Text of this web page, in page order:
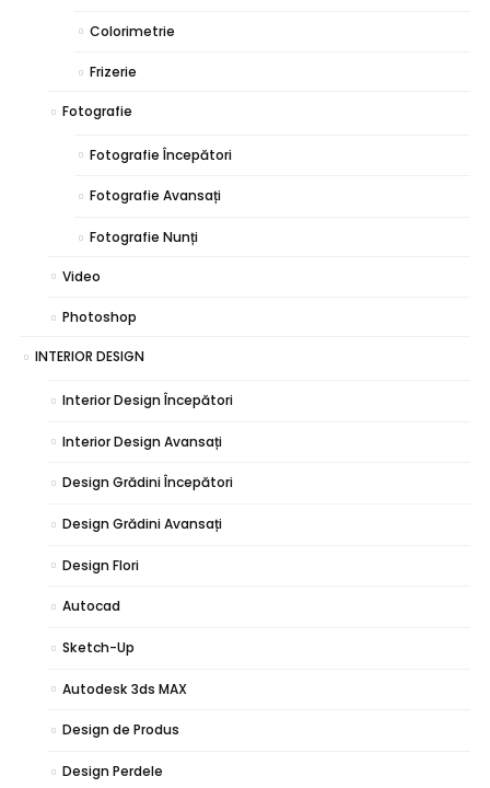
Colorimetrie
Frizerie
Fotografie
Fotografie Începători
Fotografie Avansați
Fotografie Nunți
Video
Photoshop
INTERIOR DESIGN
Interior Design Începători
Interior Design Avansați
Design Grădini Începători
Design Grădini Avansați
Design Flori
Autocad
Sketch-Up
Autodesk 3ds MAX
Design de Produs
Design Perdele